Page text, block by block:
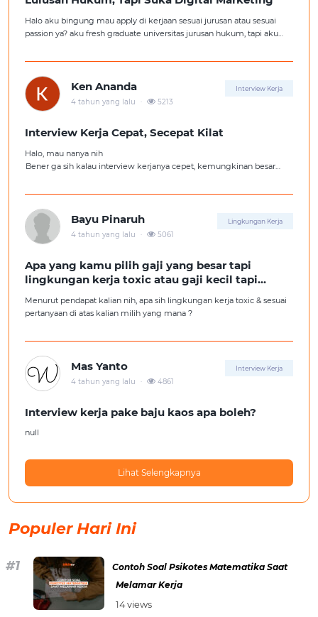
Halo aku bingung mau apply di kerjaan sesuai jurusan atau sesuai
passion ya? aku fresh graduate universitas jurusan hukum, tapi aku
Ken Ananda Interview Kerja
4 tahun yang lalu . 5213
Interview Kerja Cepat, Secepat Kilat
Halo, mau nanya nih
Bener ga sih kalau interview kerjanya cepet, kemungkinan besar
Bayu Pinaruh Lingkungan Kerja
4 tahun yang lalu . 5061
Apa yang kamu pilih gaji yang besar tapi
lingkungan kerja toxic atau gaji kecil tapi
Menurut pendapat kalian nih, apa sih lingkungan kerja toxic & sesuai
pertanyaan di atas kalian milih yang mana ?
Mas Yanto Interview Kerja
4 tahun yang lalu . 4861
Interview kerja pake baju kaos apa boleh?
null
Lihat Selengkapnya
Populer Hari Ini
Contoh Soal Psikotes Matematika Saat
Melamar Kerja
14 views